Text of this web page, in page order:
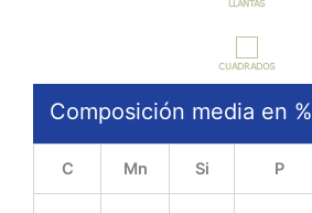
Composición media en %
C Mn Si P